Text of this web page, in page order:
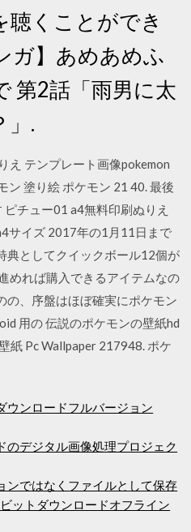
聴くことができ
ガ】あめあめふ
第2話「雨男に太
」.
え テンプレート画像pokemon
ン 塗り絵 ポケモン 21 40. 最後
チュー01 a4無料印刷ぬりえ
サイズ 2017年の1月11日まで
典としてクイックボール12個が
めれば購入できるアイテムなの
の、序盤はほぼ確実にポケモン
用の 伝説のポケモンの壁紙hd
紙 Pc Wallpaper 217948. ポケ
ウンロードフルバージョン
のデジタル画像処理プロジェク
ンではなくファイルとして保存
ットダウンロードオフライン